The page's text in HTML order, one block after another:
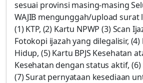
sesuai provinsi masing-masing
WAJIB mengunggah/upload surat
(1) KTP, (2) Kartu NPWP (3) Scan
Fotokopi ijazah yang dilegalisir,
Hidup, (5) Kartu BPJS Kesehatan
Kesehatan dengan status aktif,
(7) Surat pernyataan kesediaan